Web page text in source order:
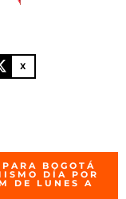
X
BOGOTÁ
DÍA POR
DE LUNES A